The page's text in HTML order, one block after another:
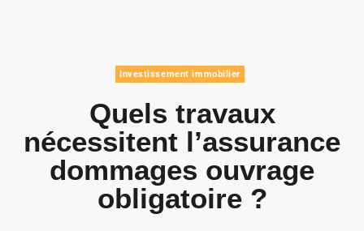
Investissement immobilier
Quels travaux
nécessitent l’assurance
dommages ouvrage
obligatoire ?